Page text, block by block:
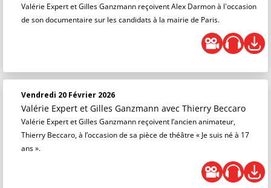
Valérie Expert et Gilles Ganzmann reçoivent Alex Darmon à l'occasion
de son documentaire sur les candidats à la mairie de Paris.
Vendredi 20 Février 2026
Valérie Expert et Gilles Ganzmann avec Thierry Beccaro
Valérie Expert et Gilles Ganzmann reçoivent l’ancien animateur,
Thierry Beccaro, à l’occasion de sa pièce de théâtre « Je suis né à 17
ans ».